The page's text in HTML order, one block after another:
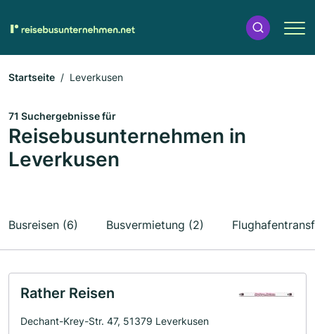
Startseite Leverkusen
71 Suchergebnisse für
Reisebusunternehmen in
Leverkusen
Busreisen (6) Busvermietung (2)
Rather Reisen
Dechant-Krey-Str. 47, 51379 Leverkusen